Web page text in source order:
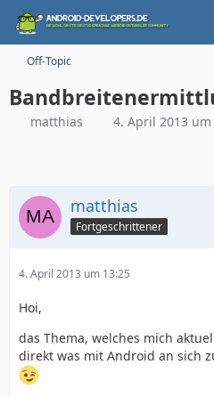
Off-Topic
matthias 4. April 2013 um
matthias
Fortgeschrittener
4. April 2013 um 13:25
Hoi,
das Thema, welches mich
direkt was mit Android an sich